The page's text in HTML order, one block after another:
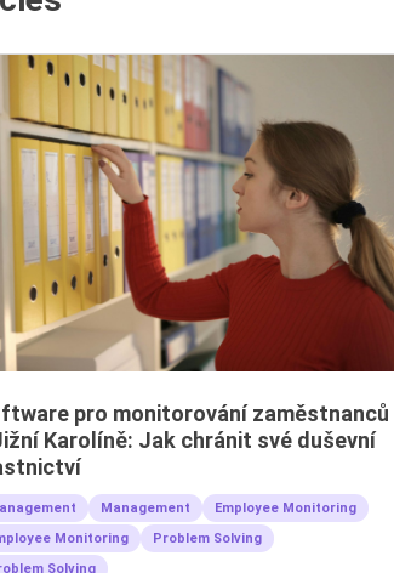
pro monitorování zaměstnanců
Karolíně: Jak chránit své duševní
Management
Employee Monitoring
Monitoring
Problem Solving
Solving